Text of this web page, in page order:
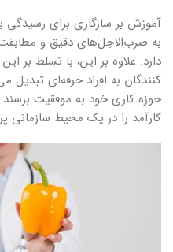
آموزش بر سازگاری برای
به ضرب‌الاجل‌های دقیق و مطابقت
دارد. علاوه بر این، با تسلط بر
کنندگان به افراد حرفه‌ای تبدیل
حوزه کاری خود به موفقیت
کارآمد را در یک محیط سازمانی